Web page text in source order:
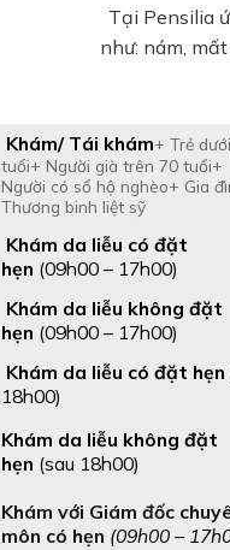
Tại Pensilia
như: nám,
Khám/ Tái khám+ Trẻ
tuổi+ Người già trên 70 tuổi+
Người có sổ hộ nghèo+ Gia
Thương binh liệt sỹ
Khám da liễu có đặt
hẹn (09h00 – 17h00)
Khám da liễu không đặt
hẹn (09h00 – 17h00)
Khám da liễu có đặt hẹn
18h00)
Khám da liễu không đặt
hẹn (sau 18h00)
Khám với Giám đốc
môn có hẹn (09h00 –